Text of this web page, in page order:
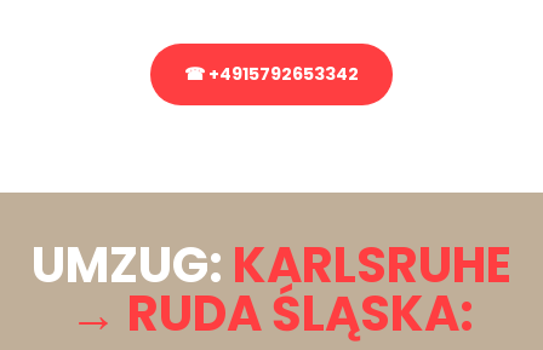
☎ +4915792653342
UMZUG: KARLSRUHE
→ RUDA ŚLĄSKA: